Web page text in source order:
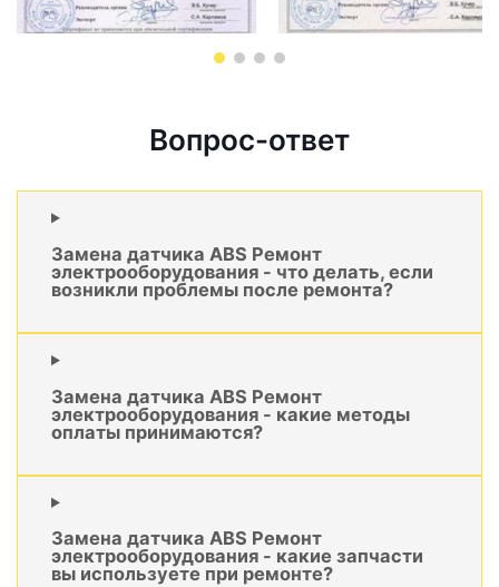
Вопрос-ответ
Замена датчика ABS Ремонт
электрооборудования - что делать, если
возникли проблемы после ремонта?
Замена датчика ABS Ремонт
электрооборудования - какие методы
оплаты принимаются?
Замена датчика ABS Ремонт
электрооборудования - какие запчасти
вы используете при ремонте?